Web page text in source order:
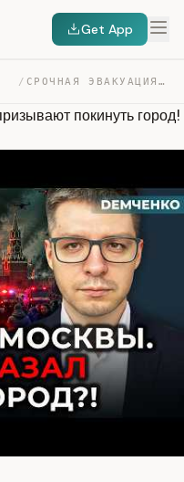
Get App
/ СРОЧНАЯ ЭВАКУАЦИЯ! МОСКВИЧЕЙ ПРИЗЫВАЮТ ПОКИНУТЬ ГОРОД! … — TRANSCRIPT
покинуть город!